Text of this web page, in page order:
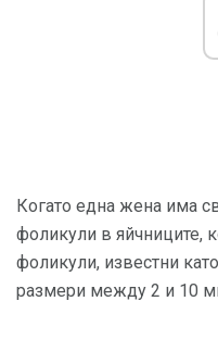
Когато една жена има
фоликули в яйчниците,
фоликули, известни
размери между 2 и 10